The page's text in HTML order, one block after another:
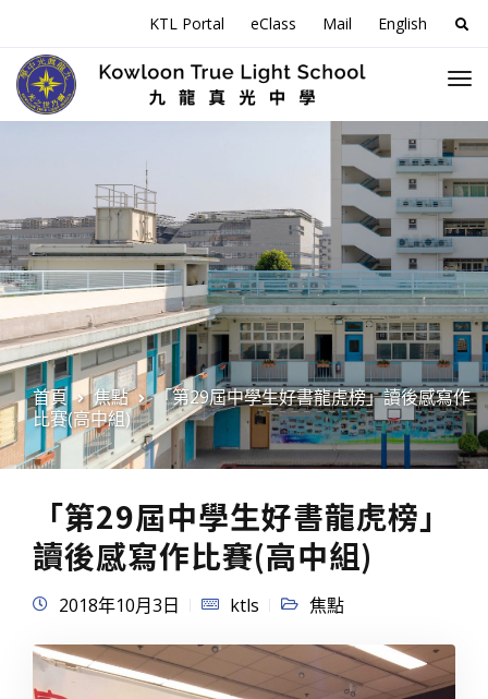
KTL Portal eClass Mail English
搜
尋
關
於
首頁 焦點
「第29屆中學生好書龍虎榜」讀後感寫作
比賽(高中組)
「第29屆中學生好書龍虎榜」
讀後感寫作比賽(高中組)
2018年10月3日 ktls 焦點